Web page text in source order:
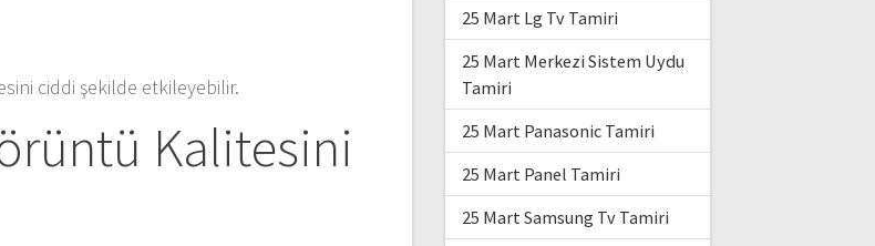
ciddi şekilde etkileyebilir.
Kalitesini
25 Mart Lg Tv Tamiri
25 Mart Merkezi Sistem Uydu
Tamiri
25 Mart Panasonic Tamiri
25 Mart Panel Tamiri
25 Mart Samsung Tv Tamiri